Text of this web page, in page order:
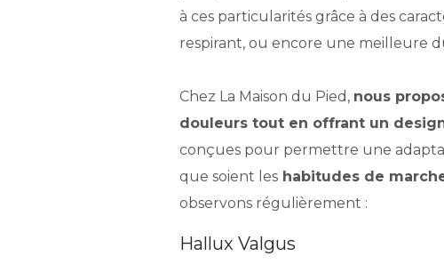
à ces particularités grâce à des
respirant, ou encore une meilleure
Chez La Maison du Pied, nous
douleurs tout en offrant un
conçues pour permettre une
que soient les habitudes de
observons régulièrement :
Hallux Valgus